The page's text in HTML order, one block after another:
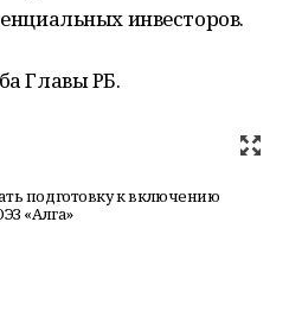
инвесторов.
Главы РБ.
подготовку к включению
«Алга»